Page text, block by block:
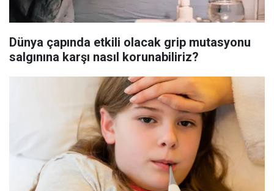
Dünya çapında etkili olacak grip mutasyonu
salgınına karşı nasıl korunabiliriz?